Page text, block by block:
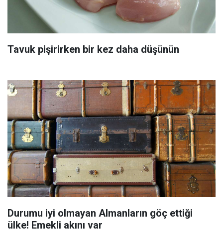
Tavuk pişirirken bir kez daha düşünün
Durumu iyi olmayan Almanların göç ettiği
ülke! Emekli akını var